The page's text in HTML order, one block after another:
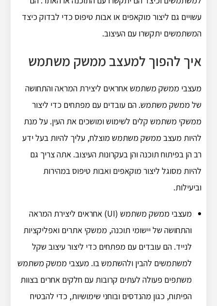
עשויים גם ליצור מוקאפים או אבות טיפוס כדי לבדוק כיצד
המשתמשים יתקשרו עם העיצוב.
איך להפוך למעצב ממשק משתמש
מעצבי ממשק משתמש אחראים ליצירת המראה והתחושה
של ממשק משתמש. הם עובדים עם מפתחים כדי ליצור
ממשקי משתמש קלים לשימוש ומושכים את העין. על מנת
להיות מעצב ממשק משתמש מוצלח, עליך להיות בעל ידע
רב הן בפיתוח תוכנה והן בעקרונות העיצוב. אתה צריך גם
להיות מסוגל ליצור מוקאפים ואבות טיפוס במהירות
וביעילות.
מעצבי ממשק משתמש (UI) אחראים ליצירת המראה
והתחושה של יישומי תוכנה, ממשקי אתרים ואפליקציות
לנייד. הם עובדים עם מפתחים כדי ליצור עיצוב שקל
למשתמשים להבין ולהשתמש בו. מעצבי ממשק משתמש
משתפים פעולה לעתים קרובות עם חלקים אחרים בצוות
הפיתוח, כגון מהנדסים ובוחני שימושיות, כדי להבטיח